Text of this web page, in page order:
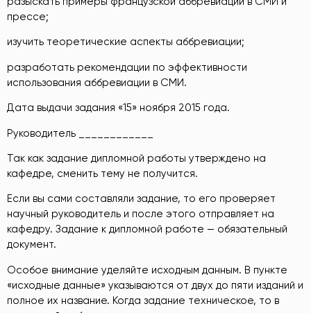
прессе;
изучить теоретические аспекты аббревиации;
разработать рекомендации по эффективности
использования аббревиации в СМИ.
Дата выдачи задания «15» ноября 2015 года.
Руководитель ____________
Так как задание дипломной работы утверждено на
кафедре, сменить тему не получится.
Если вы сами составляли задание, то его проверяет
научный руководитель и после этого отправляет на
кафедру. Задание к дипломной работе — обязательный
документ.
Особое внимание уделяйте исходным данным. В пункте
«исходные данные» указываются от двух до пяти изданий и
полное их название. Когда задание техническое, то в